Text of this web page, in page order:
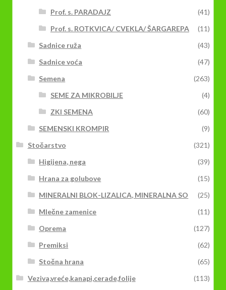
Prof. s. PARADAJZ
(41)
Prof. s. ROTKVICA/ CVEKLA/ ŠARGAREPA
(11)
Sadnice ruža
(43)
Sadnice voća
(47)
Semena
(263)
SEME ZA MIKROBILJE
(4)
ZKI SEMENA
(60)
SEMENSKI KROMPIR
(9)
Stočarstvo
(321)
Higijena, nega
(39)
Hrana za golubove
(15)
MINERALNI BLOK-LIZALICA, MINERALNA SO
(25)
Mlečne zamenice
(11)
Oprema
(127)
Premiksi
(62)
Stočna hrana
(65)
Veziva,vreće,kanapi,cerade,folije
(113)